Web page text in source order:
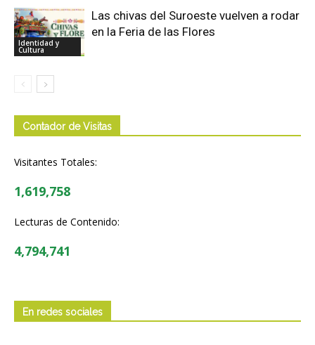
Identidad y
Cultura
Las chivas del Suroeste vuelven a rodar
en la Feria de las Flores
Contador de Visitas
Visitantes Totales:
1,619,758
Lecturas de Contenido:
4,794,741
En redes sociales